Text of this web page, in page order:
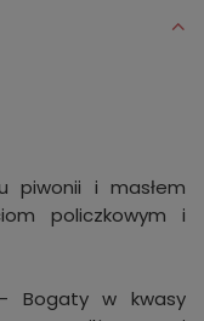
piwonii i masłem
policzkowym i
Bogaty w kwasy